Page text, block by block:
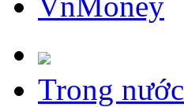
Trong nước